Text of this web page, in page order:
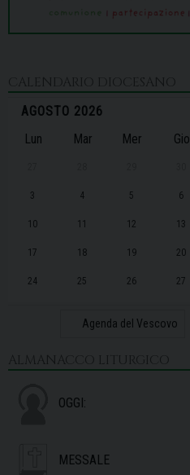
CALENDARIO DIOCESANO
AGOSTO 2026
Lun Mar Mer Gio
3 4 5 6
10 11 12 13
17 18 19 20
24 25 26 27
Agenda del Vescovo
ALMANACCO LITURGICO
OGGI:
MESSALE